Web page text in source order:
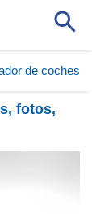
de coches
fotos,